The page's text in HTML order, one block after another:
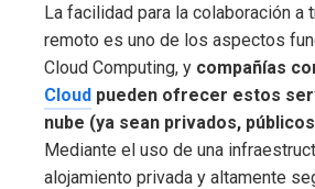
La facilidad para la colaboración a
remoto es uno de los aspectos
Cloud Computing, y compañías
Cloud pueden ofrecer estos
nube (ya sean privados,
Mediante el uso de una
alojamiento privada y altamente